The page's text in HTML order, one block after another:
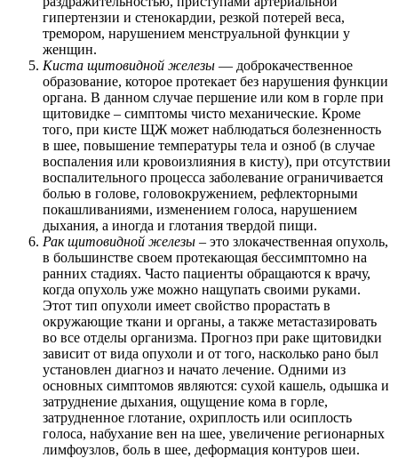
гипертензии и стенокардии, резкой потерей веса,
тремором, нарушением менструальной функции у
женщин.
Киста щитовидной железы — доброкачественное
образование, которое протекает без нарушения функции
органа. В данном случае першение или ком в горле при
щитовидке – симптомы чисто механические. Кроме
того, при кисте ЩЖ может наблюдаться болезненность
в шее, повышение температуры тела и озноб (в случае
воспаления или кровоизлияния в кисту), при отсутствии
воспалительного процесса заболевание ограничивается
болью в голове, головокружением, рефлекторными
покашливаниями, изменением голоса, нарушением
дыхания, а иногда и глотания твердой пищи.
Рак щитовидной железы – это злокачественная опухоль,
в большинстве своем протекающая бессимптомно на
ранних стадиях. Часто пациенты обращаются к врачу,
когда опухоль уже можно нащупать своими руками.
Этот тип опухоли имеет свойство прорастать в
окружающие ткани и органы, а также метастазировать
во все отделы организма. Прогноз при раке щитовидки
зависит от вида опухоли и от того, насколько рано был
установлен диагноз и начато лечение. Одними из
основных симптомов являются: сухой кашель, одышка и
затруднение дыхания, ощущение кома в горле,
затрудненное глотание, охриплость или осиплость
голоса, набухание вен на шее, увеличение регионарных
лимфоузлов, боль в шее, деформация контуров шеи.